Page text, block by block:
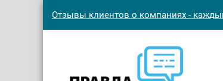
Отзывы клиентов о компаниях -